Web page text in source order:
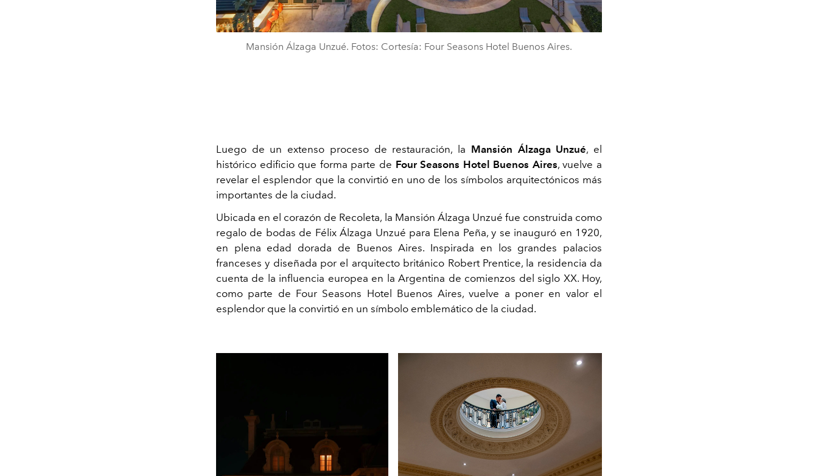
Mansión Álzaga Unzué. Fotos: Cortesía: Four Seasons Hotel Buenos Aires.
Luego de un extenso proceso de restauración, la Mansión Álzaga Unzué, el
histórico edificio que forma parte de Four Seasons Hotel Buenos Aires, vuelve a
revelar el esplendor que la convirtió en uno de los símbolos arquitectónicos más
importantes de la ciudad.
Ubicada en el corazón de Recoleta, la Mansión Álzaga Unzué fue construida como
regalo de bodas de Félix Álzaga Unzué para Elena Peña, y se inauguró en 1920,
en plena edad dorada de Buenos Aires. Inspirada en los grandes palacios
franceses y diseñada por el arquitecto británico Robert Prentice, la residencia da
cuenta de la influencia europea en la Argentina de comienzos del siglo XX. Hoy,
como parte de Four Seasons Hotel Buenos Aires, vuelve a poner en valor el
esplendor que la convirtió en un símbolo emblemático de la ciudad.